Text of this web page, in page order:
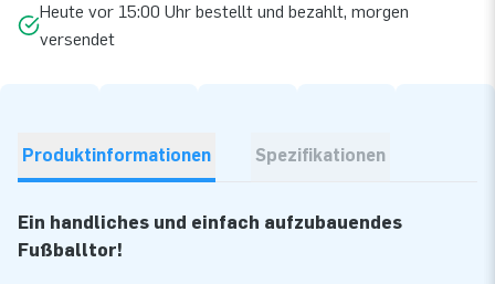
Heute vor 15:00 Uhr bestellt und bezahlt, morgen
versendet
Produktinformationen Spezifikationen
Ein handliches und einfach aufzubauendes
Fußballtor!